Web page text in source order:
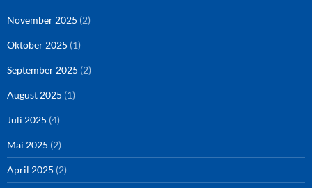
November 2025 (2)
Oktober 2025 (1)
September 2025 (2)
August 2025 (1)
Juli 2025 (4)
Mai 2025 (2)
April 2025 (2)